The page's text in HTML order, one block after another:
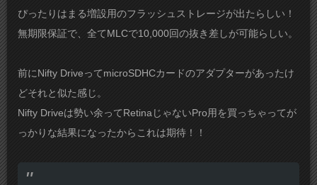
ぴったりはまる増設用のフラッシュストレージが出たらしい！
無期限保証で、全てMLCで10,000回の抜き差しが可能らしい。
前にNifty DriveってmicroSDHCカードのアダプターがあったけ
どそれと似た感じ。
Nifty Driveは勢い余ってRetinaじゃないPro用を買っちゃってが
っかりな結果になったからこれは期待！！